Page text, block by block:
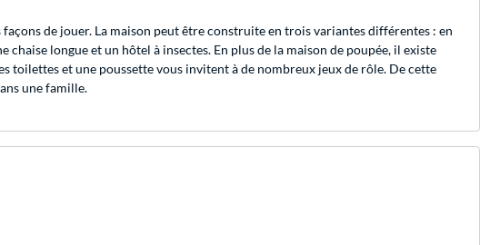
de jouer. La maison peut être construite en trois variantes différentes : en
longue et un hôtel à insectes. En plus de la maison de poupée, il existe
toilettes et une poussette vous invitent à de nombreux jeux de rôle. De cette
une famille.